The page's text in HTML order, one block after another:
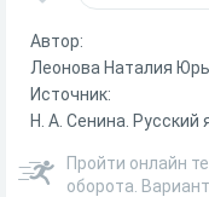
Автор:
Леонова Наталия
Источник:
Н. А. Сенина. Русский
Пройти онлайн
оборота.